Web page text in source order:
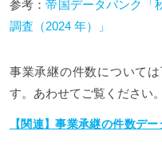
参考：帝国データバンク「
調査（2024 年）」
事業承継の件数について
す。あわせてご覧ください。
【関連】事業承継の件数デ